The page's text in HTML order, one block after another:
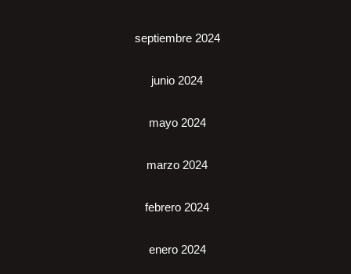
septiembre 2024
junio 2024
mayo 2024
marzo 2024
febrero 2024
enero 2024